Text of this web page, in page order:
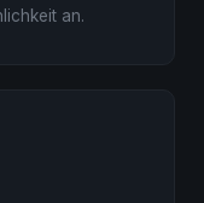
an.